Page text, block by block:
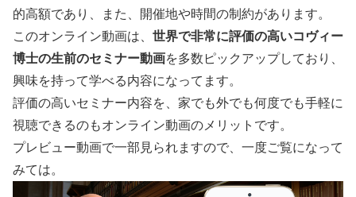
的高額であり、また、開催地や時間の制約があります。
このオンライン動画は、 世界で非常に評価の高いコヴィー
博士の生前のセミナー動画を多数ピックアップしており、
興味を持って学べる内容になってます。
評価の高いセミナー内容を、家でも外でも何度でも手軽に
視聴できるのもオンライン動画のメリットです。
プレビュー動画で一部見られますので、一度ご覧になって
みては。